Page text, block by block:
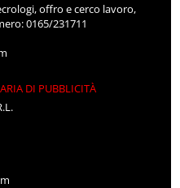
offro e cerco lavoro,
0165/231711
DI PUBBLICITÀ